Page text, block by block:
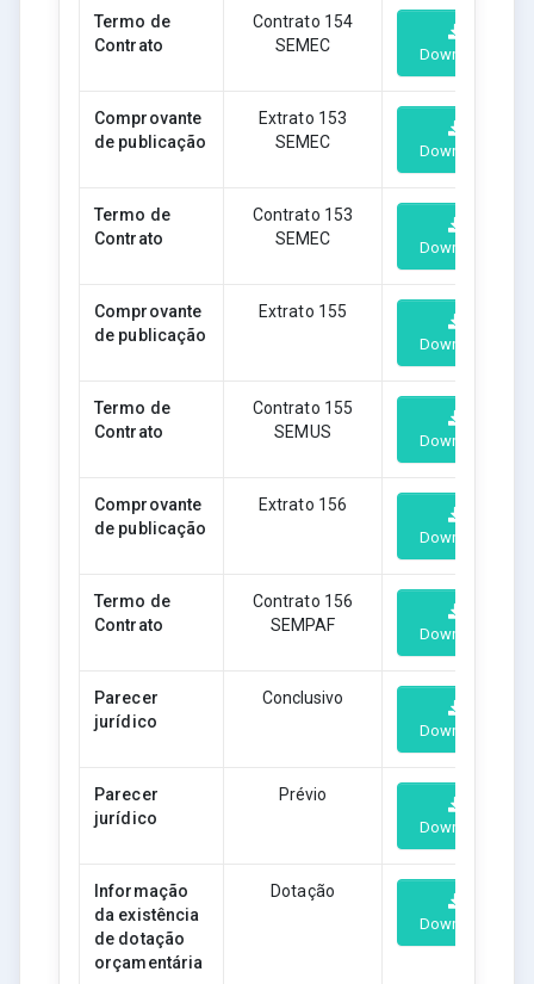
Termo de
Contrato
Contrato 154
SEMEC
Download
Comprovante
de publicação
Extrato 153
SEMEC
Download
Termo de
Contrato
Contrato 153
SEMEC
Download
Comprovante
de publicação
Extrato 155
Download
Termo de
Contrato
Contrato 155
SEMUS
Download
Comprovante
de publicação
Extrato 156
Download
Termo de
Contrato
Contrato 156
SEMPAF
Download
Parecer
jurídico
Conclusivo
Download
Parecer
jurídico
Prévio
Download
Informação
da existência
de dotação
orçamentária
Dotação
Download